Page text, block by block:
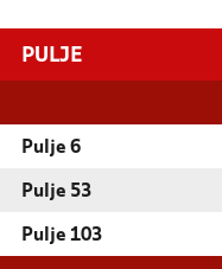
PULJE
Pulje 6
Pulje 53
Pulje 103